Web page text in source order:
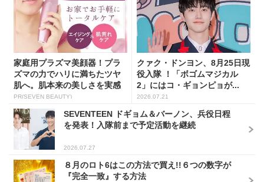
家庭用プラズマ美顔器！プラ
ズマの力でハリに満ちたツヤ
肌へ。肌本来の美しさを実感
し...
PR(SEVEN BEAUTY)
クァク・ドンヨン、8月25日現
役入隊 ！「ボゴムマジカル
2」にはコ・ギョンピョが...
2026.07.21
SEVENTEEN ドギョム＆バーノン、兵役日程
を発表！入隊前まで予定活動を継続
2026.07.27
８月のロト6はこの方法で買え!!６つの数字が
『完全一致』する方法